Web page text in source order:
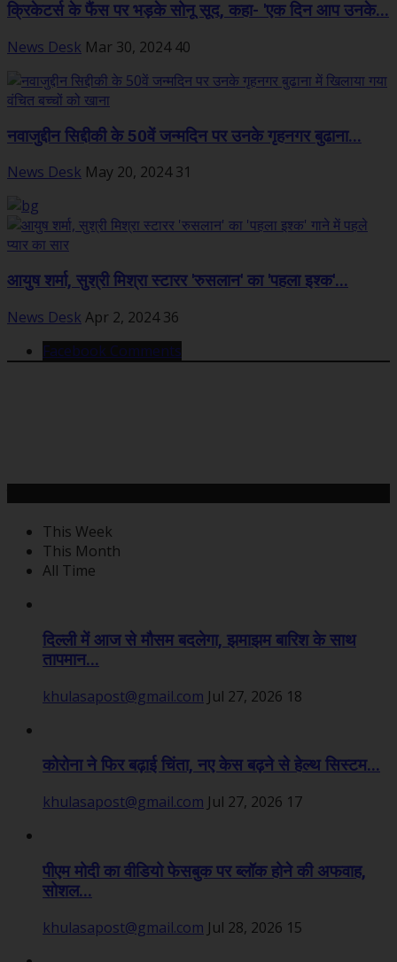
क्रिकेटर्स के फैंस पर भड़के सोनू सूद, कहा- 'एक दिन आप उनके...
News Desk Mar 30, 2024 40
नवाजुद्दीन सिद्दीकी के 50वें जन्मदिन पर उनके गृहनगर बुढाना...
News Desk May 20, 2024 31
आयुष शर्मा, सुश्री मिश्रा स्टारर 'रुसलान' का 'पहला इश्क'...
News Desk Apr 2, 2024 36
Facebook Comments
This Week
This Month
All Time
दिल्ली में आज से मौसम बदलेगा, झमाझम बारिश के साथ
तापमान...
khulasapost@gmail.com Jul 27, 2026 18
कोरोना ने फिर बढ़ाई चिंता, नए केस बढ़ने से हेल्थ सिस्टम...
khulasapost@gmail.com Jul 27, 2026 17
पीएम मोदी का वीडियो फेसबुक पर ब्लॉक होने की अफवाह,
सोशल...
khulasapost@gmail.com Jul 28, 2026 15